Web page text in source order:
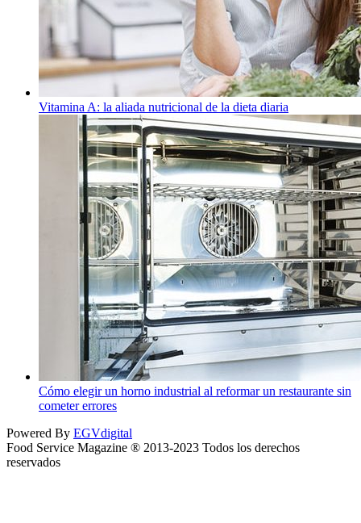
Vitamina A: la aliada nutricional de la dieta diaria
Cómo elegir un horno industrial al reformar un restaurante sin
cometer errores
Powered By EGVdigital
Food Service Magazine ® 2013-2023 Todos los derechos
reservados